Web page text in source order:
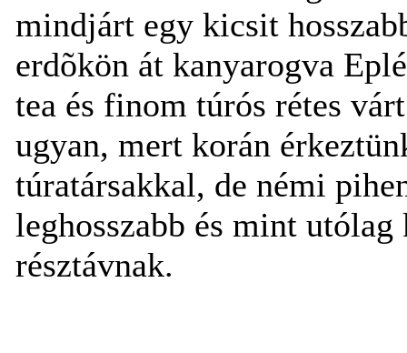
mindjárt egy kicsit
erdõkön át kanyarogva
tea és finom túrós rétes
ugyan, mert korán
túratársakkal, de némi
leghosszabb és mint
résztávnak.